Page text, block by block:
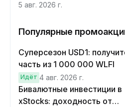
5 авг. 2026 г.
Популярные
Суперсезон USD1:
часть из 1 000 000 WLFI
Идёт 4 авг. 2026 г.
Бивалютные инвестиции в
xStocks: доходность от